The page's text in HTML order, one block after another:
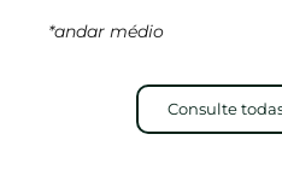
*andar médio
Consulte